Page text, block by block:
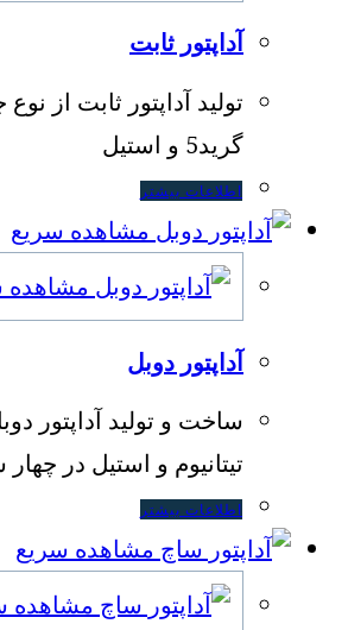
آداپتور ثابت
تولید آداپتور ثابت از
گرید5 و استیل
اطلاعات بیشتر
مشاهده سریع
مشاهده
آداپتور دوبل
ساخت و تولید آداپتور
تیتانیوم و استیل در چهار ساز 32-40-
اطلاعات بیشتر
مشاهده سریع
مشاهده